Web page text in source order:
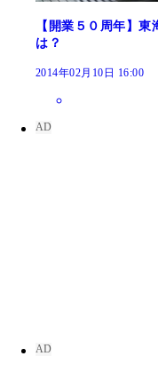
【開業５０周年】
は？
2014年02月10日 16:00